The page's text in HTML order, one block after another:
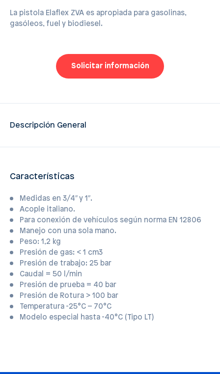
La pistola Elaflex ZVA es apropiada para gasolinas,
gasóleos, fuel y biodiesel.
Solicitar información
Descripción General
Características
Medidas en 3/4″ y 1″.
Acople italiano.
Para conexión de vehículos según norma EN 12806
Manejo con una sola mano.
Peso: 1,2 kg
Presión de gas: < 1 cm3
Presión de trabajo: 25 bar
Caudal = 50 l/min
Presión de prueba = 40 bar
Presión de Rotura > 100 bar
Temperatura -25°C – 70°C
Modelo especial hasta -40°C (Tipo LT)